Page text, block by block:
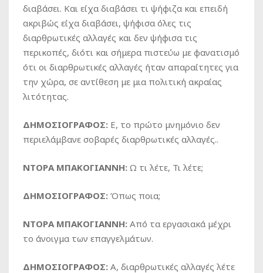
διαβάσει. Και είχα διαβάσει τι ψήφιζα και επειδή
ακριβώς είχα διαβάσει, ψήφισα όλες τις
διαρθρωτικές αλλαγές και δεν ψήφισα τις
περικοπές, διότι και σήμερα πιστεύω με φανατισμό
ότι οι διαρθρωτικές αλλαγές ήταν απαραίτητες για
την χώρα, σε αντίθεση με μια πολιτική ακραίας
λιτότητας.
ΔΗΜΟΣΙΟΓΡΑΦΟΣ: Ε, το πρώτο μνημόνιο δεν
περιελάμβανε σοβαρές διαρθρωτικές αλλαγές..
ΝΤΟΡΑ ΜΠΑΚΟΓΙΑΝΝΗ: Ω τι λέτε, Τι λέτε;
ΔΗΜΟΣΙΟΓΡΑΦΟΣ: Όπως ποια;
ΝΤΟΡΑ ΜΠΑΚΟΓΙΑΝΝΗ: Από τα εργασιακά μέχρι
το άνοιγμα των επαγγελμάτων.
ΔΗΜΟΣΙΟΓΡΑΦΟΣ: Α, διαρθρωτικές αλλαγές λέτε